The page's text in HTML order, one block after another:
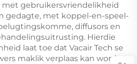
met gebruikersvriendelikheid
gedagte, met koppel-en-speel-
diffusors en
Hierdie
laat toe dat Vacair Tech se
maklik verplaas kan word